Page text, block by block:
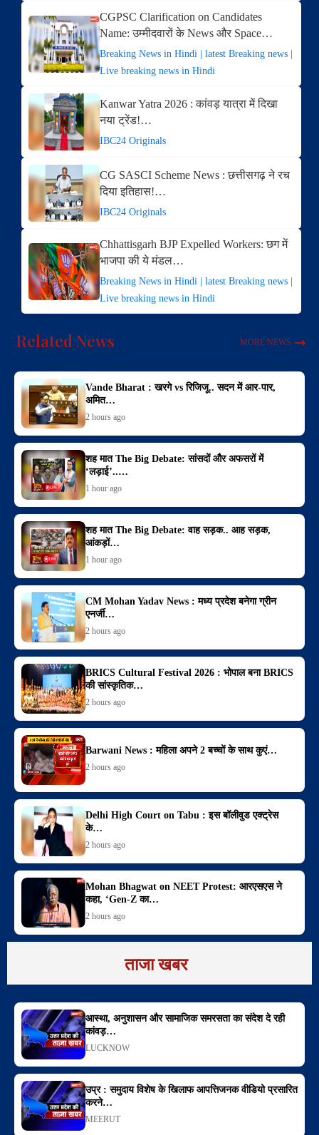
CGPSC Clarification on Candidates
Name: उम्मीदवारों के News और Space…
Breaking News in Hindi | latest Breaking news |
Live breaking news in Hindi
Kanwar Yatra 2026 : कांवड़ यात्रा में दिखा
नया ट्रेंड!…
IBC24 Originals
CG SASCI Scheme News : छत्तीसगढ़ ने रच
दिया इतिहास!…
IBC24 Originals
Chhattisgarh BJP Expelled Workers: छग में
भाजपा की ये मंडल…
Breaking News in Hindi | latest Breaking news |
Live breaking news in Hindi
Related News MORE NEWS
Vande Bharat : खरगे vs रिजिजू.. सदन में आर-पार,
अमित…
2 hours ago
शह मात The Big Debate: सांसदों और अफसरों में
‘लड़ाई’..…
1 hour ago
शह मात The Big Debate: वाह सड़क.. आह सड़क,
आंकड़ों…
1 hour ago
CM Mohan Yadav News : मध्य प्रदेश बनेगा ग्रीन
एनर्जी…
2 hours ago
BRICS Cultural Festival 2026 : भोपाल बना BRICS
की सांस्कृतिक…
2 hours ago
Barwani News : महिला अपने 2 बच्चों के साथ कुएं…
2 hours ago
Delhi High Court on Tabu : इस बॉलीवुड एक्ट्रेस
के…
2 hours ago
Mohan Bhagwat on NEET Protest: आरएसएस ने
कहा, ‘Gen-Z का…
2 hours ago
ताजा खबर
आस्था, अनुशासन और सामाजिक समरसता का संदेश दे रही
कांवड़…
LUCKNOW
उप्र : समुदाय विशेष के खिलाफ आपत्तिजनक वीडियो प्रसारित
करने…
MEERUT